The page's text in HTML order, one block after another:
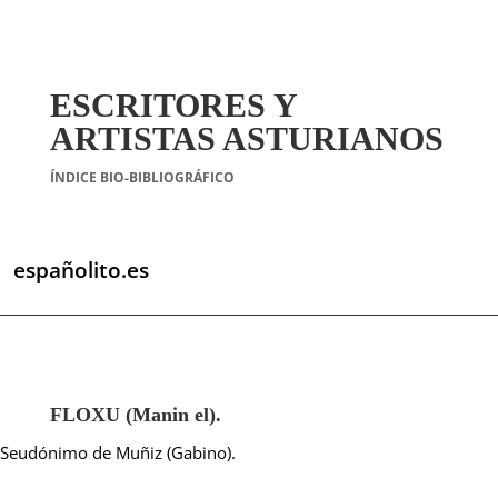
ESCRITORES Y
ARTISTAS ASTURIANOS
ÍNDICE BIO-BIBLIOGRÁFICO
españolito.es
FLOXU (Manin el).
Seudónimo de Muñiz (Gabino).